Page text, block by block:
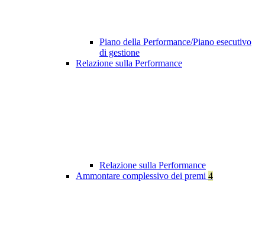
Piano della Performance/Piano esecutivo
di gestione
Relazione sulla Performance
Relazione sulla Performance
Ammontare complessivo dei premi 4